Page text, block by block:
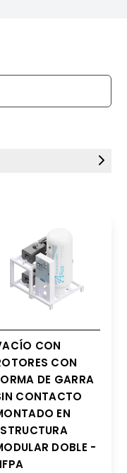
Rotatorias En
Rotatorias
CON
CON
DE GARRA
CONTACTO
EN
DOBLE -